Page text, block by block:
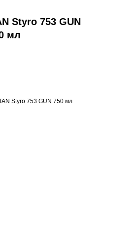
Styro 753 GUN
мл
Styro 753 GUN 750 мл